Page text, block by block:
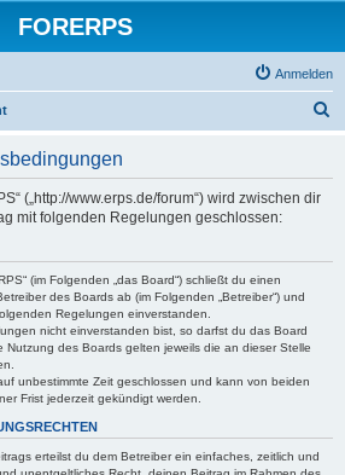
FORERPS
Anmelden
(„http://www.erps.de/forum“) wird zwischen dir
mit folgenden Regelungen geschlossen:
(im Folgenden „das Board“) schließt du einen
des Boards ab (im Folgenden „Betreiber“) und
Regelungen einverstanden.
nicht einverstanden bist, so darfst du das Board
Nutzung des Boards gelten jeweils die an dieser Stelle
unbestimmte Zeit geschlossen und kann von beiden
Frist jederzeit gekündigt werden.
erteilst du dem Betreiber ein einfaches, zeitlich und